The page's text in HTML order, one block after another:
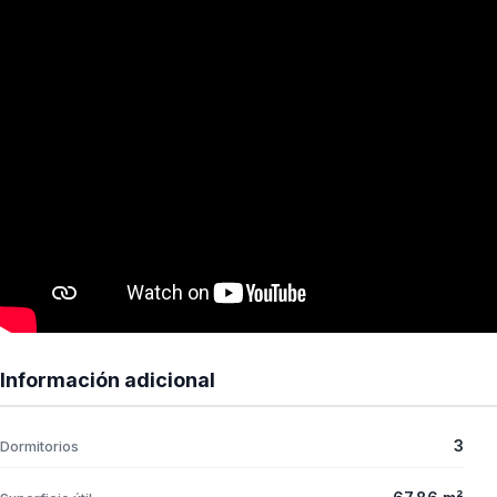
Información adicional
Dormitorios 3